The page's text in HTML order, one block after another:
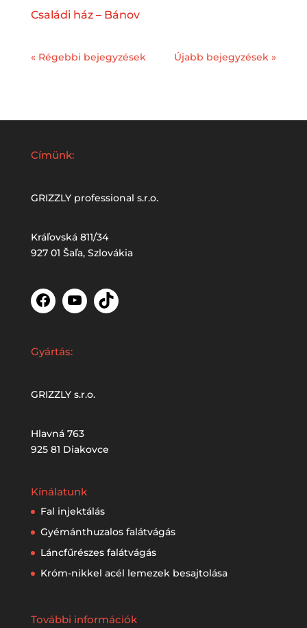
Családi ház – Bánov
« Régebbi bejegyzések Újabb bejegyzések »
Címünk:
GRIZZLY professional s.r.o.
Kráľovská 811/34
927 01 Šaľa, Szlovákia
FacebookYouTubeTikTok
Gyártás:
GRIZZLY s.r.o.
Hlavná 763
925 81 Diakovce
Kínálatunk
Fal injektálás
Gyémánthuzalos falátvágás
Láncfűrészes falátvágás
Króm-nikkel acél lemezek besajtolása
További információk